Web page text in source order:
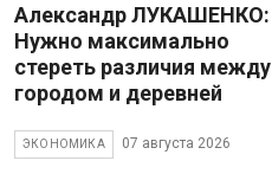
Александр ЛУКАШЕНКО:
Нужно максимально
стереть различия между
городом и деревней
ЭКОНОМИКА 07 августа 2026